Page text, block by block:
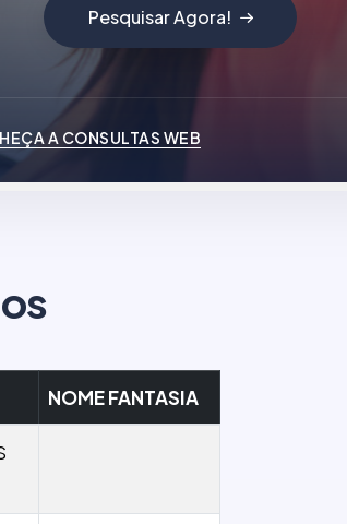
Pesquisar Agora!
A CONSULTAS WEB
NOME FANTASIA